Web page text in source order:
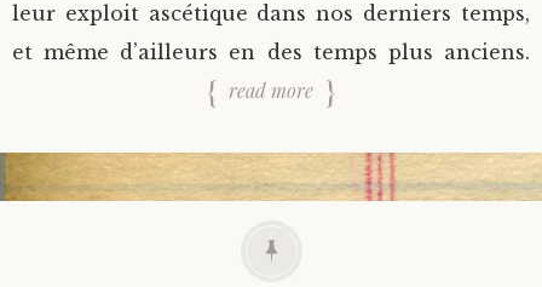
leur exploit ascétique dans nos derniers temps,
et même d’ailleurs en des temps plus anciens.
read more